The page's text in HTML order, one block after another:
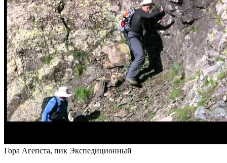
Гора Агепста, пик Экспедиционный